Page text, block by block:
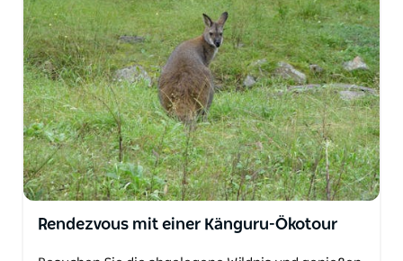
Rendezvous mit einer Känguru-Ökotour